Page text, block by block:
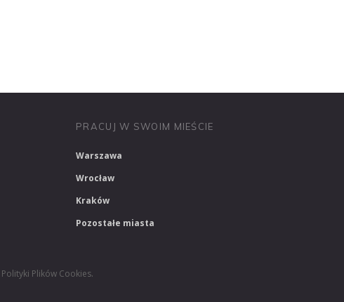
PRACUJ W SWOIM MIEŚCIE
Warszawa
Wrocław
Kraków
Pozostałe miasta
Polityki Plików Cookies.